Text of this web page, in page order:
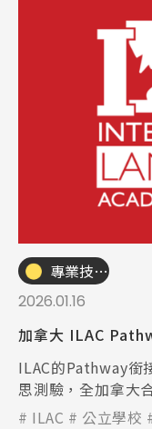
專業技職｜海外工讀
2026.01.16
加拿大 ILAC
ILAC的Pathway銜
思測驗，全加拿大
格者可以有條件式
ILAC 公立學校